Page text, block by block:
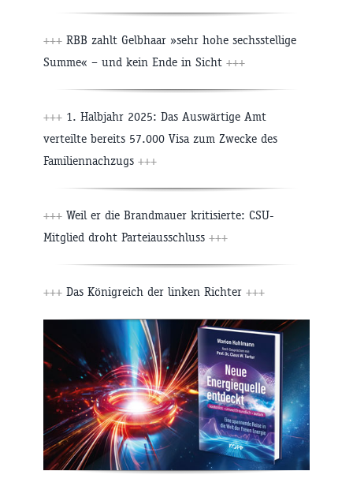
+++ RBB zahlt Gelbhaar »sehr hohe sechsstellige
Summe« – und kein Ende in Sicht +++
+++ 1. Halbjahr 2025: Das Auswärtige Amt
verteilte bereits 57.000 Visa zum Zwecke des
Familiennachzugs +++
+++ Weil er die Brandmauer kritisierte: CSU-
Mitglied droht Parteiausschluss +++
+++ Das Königreich der linken Richter +++